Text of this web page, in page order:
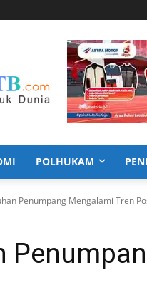
POLHUKAM
Penumpang Mengalami Tren